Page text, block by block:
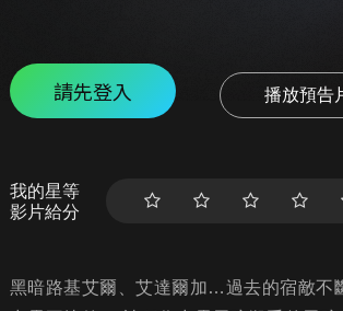
請先登入 播放預告
我的星等
影片給分
黑暗路基艾爾、艾達爾加…過去的宿敵不